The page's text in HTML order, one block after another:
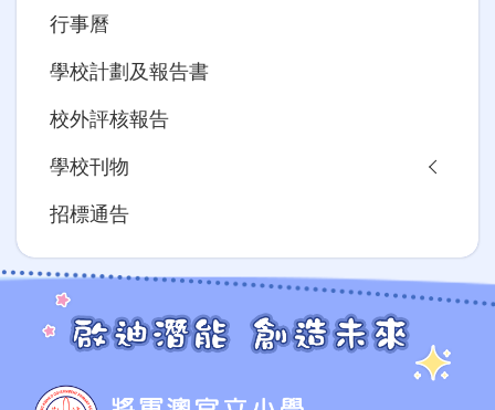
行事曆
學校計劃及報告書
校外評核報告
學校刊物
招標通告